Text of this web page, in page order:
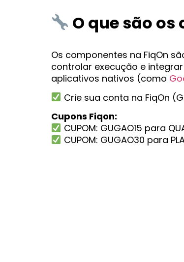
O que são
Os componentes na FiqOn
controlar execução e
aplicativos nativos (como
Crie sua conta na FiqOn
Cupons Fiqon:
CUPOM: GUGAO15 para
CUPOM: GUGAO30 para